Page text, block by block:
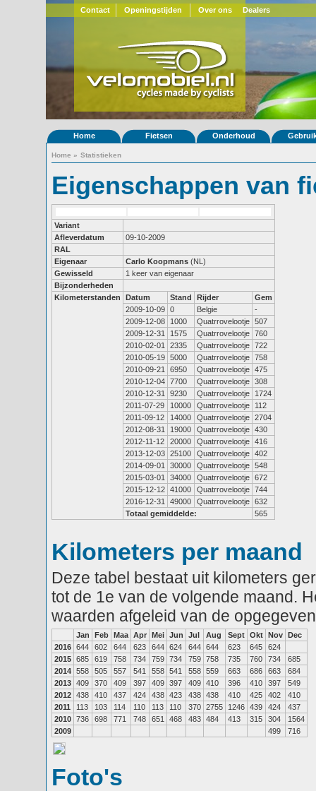
Contact Openingstijden Over ons Dealers
Home Fietsen Onderhoud
Home » Statistieken
Eigenschappen van
Variant
Afleverdatum
09-10-2009
RAL
Eigenaar
Carlo Koopmans (NL)
Gewisseld
1 keer van eigenaar
Bijzonderheden
Kilometerstanden
Datum Stand Rijder
Gem
2009-10-09 0 Belgie
-
2009-12-08
1000 Quatrrovelootje 507
2009-12-31
1575 Quatrrovelootje 760
2010-02-01
2335 Quatrrovelootje 722
2010-05-19 5000 Quatrrovelootje 758
2010-09-21
6950 Quatrrovelootje 475
2010-12-04 7700 Quatrrovelootje 308
2010-12-31
9230 Quatrrovelootje
1724
2011-07-29
10000 Quatrrovelootje
112
2011-09-12
14000 Quatrrovelootje 2704
2012-08-31
19000 Quatrrovelootje 430
2012-11-12
20000 Quatrrovelootje 416
2013-12-03 25100 Quatrrovelootje 402
2014-09-01
30000 Quatrrovelootje 548
2015-03-01
34000 Quatrrovelootje 672
2015-12-12 41000 Quatrrovelootje 744
2016-12-31
49000 Quatrrovelootje 632
Totaal gemiddelde:
565
Kilometers per maand
Deze tabel bestaat uit kilometers
tot de 1e van de volgende maand.
waarden afgeleid van de
Jan Feb Maa Apr Mei Jun Jul Aug Sept Okt Nov Dec
2016 644 602 644 623 644 624 644 644 623 645
624
2015 685 619 758 734 759 734 759 758 735 760 734
685
2014 558 505 557 541 558 541 558 559 663 686 663
684
2013 409 370 409 397 409 397 409 410 396 410 397
549
2012 438 410 437 424 438 423 438 438 410 425 402
410
2011
113 103 114 110 113 110 370 2755 1246 439 424
437
2010 736 698 771 748 651 468 483 484 413 315 304
1564
2009
499 716
Foto's